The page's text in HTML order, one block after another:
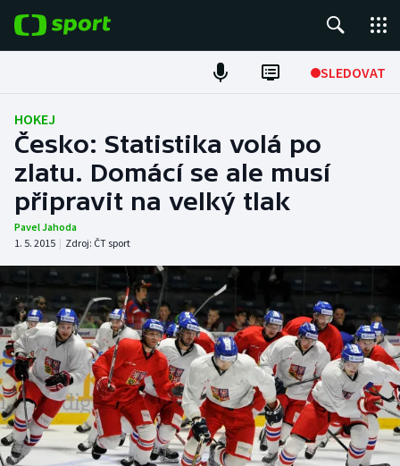
SLEDOVAT
Fotbal
Hokej
Tenis
Atletika
Cyklistika
DALŠÍ SPORTY
Americký fotbal
Baseball a softbal
Basketbal
NEPŘEHLÉDNĚTE
Soutěže
Historické návraty
HOKEJ
Česko: Statistika volá po
zlatu. Domácí se ale musí
připravit na velký tlak
Pavel Jahoda
1. 5. 2015 | Zdroj: ČT sport